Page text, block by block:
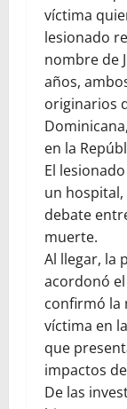
víctima
lesionado
nombre de
años,
originarios
en la
El
un
debate
muerte.
Al llegar, la
acordonó
confirmó la
víctima en
que
impactos
De las